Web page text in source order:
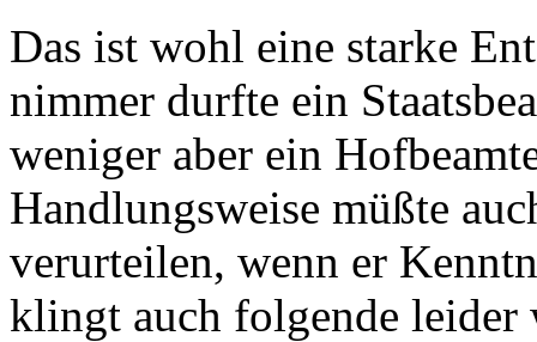
Das ist wohl eine starke
nimmer durfte ein
weniger aber ein
Handlungsweise müßte
verurteilen, wenn er
klingt auch folgende leider